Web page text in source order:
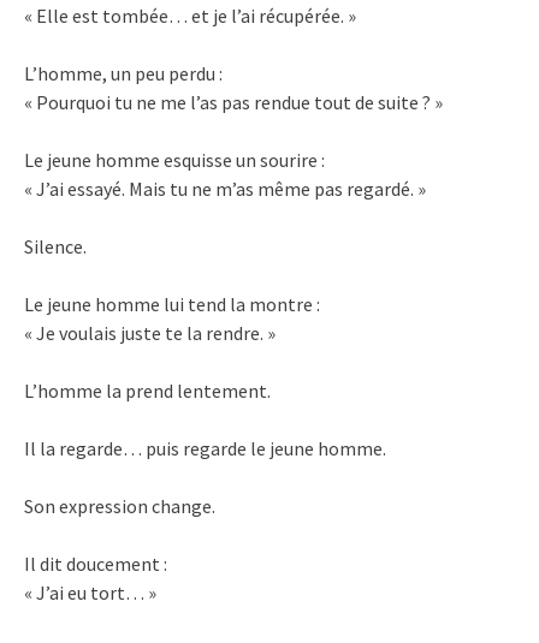
« Elle est tombée… et je l’ai récupérée. »
L’homme, un peu perdu :
« Pourquoi tu ne me l’as pas rendue tout de suite ? »
Le jeune homme esquisse un sourire :
« J’ai essayé. Mais tu ne m’as même pas regardé. »
Silence.
Le jeune homme lui tend la montre :
« Je voulais juste te la rendre. »
L’homme la prend lentement.
Il la regarde… puis regarde le jeune homme.
Son expression change.
Il dit doucement :
« J’ai eu tort… »